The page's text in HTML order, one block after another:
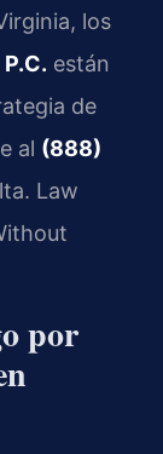
los
están
de
al (888)
Law
por